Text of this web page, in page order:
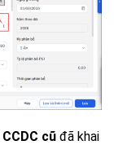
CCDC cũ đã khai